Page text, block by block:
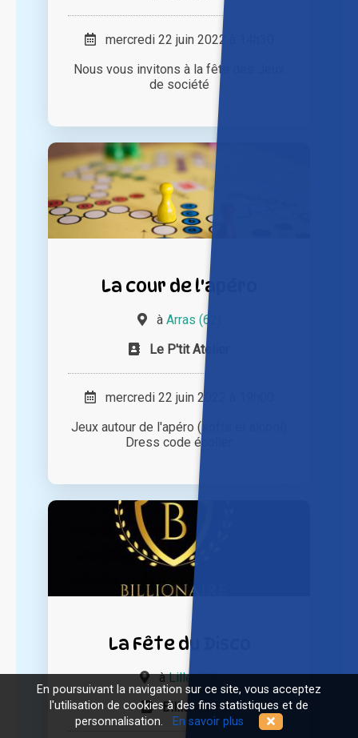
mercredi 22 juin 2022 à 14h30
Nous vous invitons à la fête des Jeux
de société
La cour de l'apéro
à Arras (62)
Le P'tit Atelier
mercredi 22 juin 2022 à 19h00
Jeux autour de l'apéro (softs et alcool)
Dress code écolier
La Fête du Disco
àLille (59)
Billionaire
En poursuivant la navigation sur ce site, vous acceptez
l'utilisation de cookies à des fins statistiques et de
personnalisation.
En savoir plus